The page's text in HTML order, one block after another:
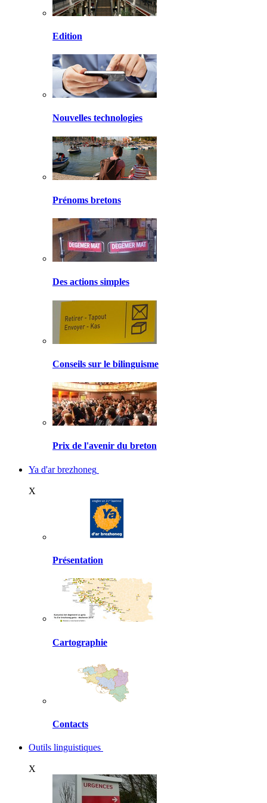
Edition
Nouvelles technologies
Prénoms bretons
Des actions simples
Conseils sur le bilinguisme
Prix de l'avenir du breton
Ya d'ar brezhoneg
X
Présentation
Cartographie
Contacts
Outils linguistiques
X